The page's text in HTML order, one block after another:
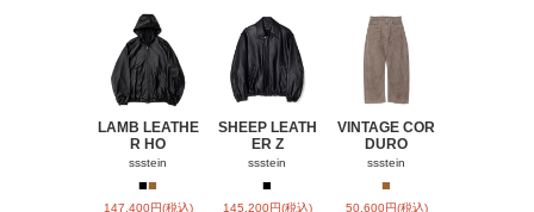
LAMB LEATHE
R HO
ssstein
■■
147,400円(税込)
SHEEP LEATH
ER Z
ssstein
■
145,200円(税込)
VINTAGE COR
DURO
ssstein
■
50,600円(税込)